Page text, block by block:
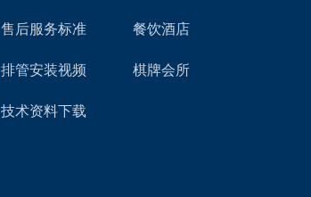
售后服务标准
排管安装视频
技术资料下载
餐饮酒店
棋牌会所